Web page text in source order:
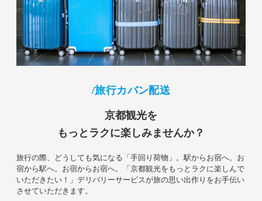
旅行カバン配送
京都観光を
もっとラクに楽しみませんか？
旅行の際、どうしても気になる「手回り荷物」。駅からお宿へ。お
宿から駅へ。お宿からお宿へ。「京都観光をもっとラクに楽しんで
いただきたい！」デリバリーサービスが旅の思い出作りをお手伝い
させていただきます。